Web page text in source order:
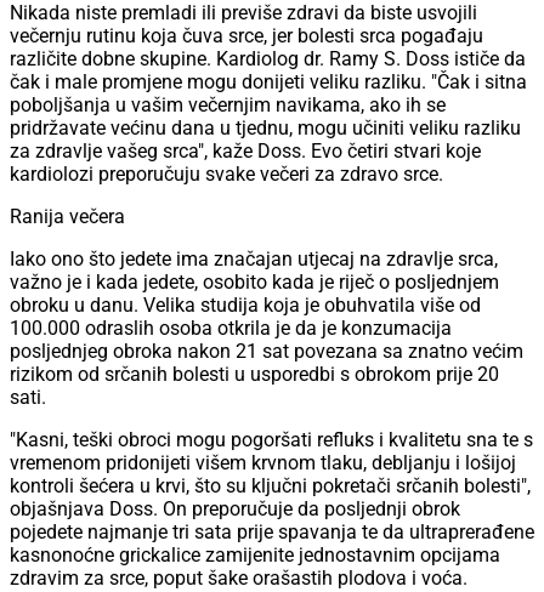
Nikada niste premladi ili previše zdravi da biste usvojili
večernju rutinu koja čuva srce, jer bolesti srca pogađaju
različite dobne skupine. Kardiolog dr. Ramy S. Doss ističe da
čak i male promjene mogu donijeti veliku razliku. "Čak i sitna
poboljšanja u vašim večernjim navikama, ako ih se
pridržavate većinu dana u tjednu, mogu učiniti veliku razliku
za zdravlje vašeg srca", kaže Doss. Evo četiri stvari koje
kardiolozi preporučuju svake večeri za zdravo srce.
Ranija večera
Iako ono što jedete ima značajan utjecaj na zdravlje srca,
važno je i kada jedete, osobito kada je riječ o posljednjem
obroku u danu. Velika studija koja je obuhvatila više od
100.000 odraslih osoba otkrila je da je konzumacija
posljednjeg obroka nakon 21 sat povezana sa znatno većim
rizikom od srčanih bolesti u usporedbi s obrokom prije 20
sati.
"Kasni, teški obroci mogu pogoršati refluks i kvalitetu sna te s
vremenom pridonijeti višem krvnom tlaku, debljanju i lošijoj
kontroli šećera u krvi, što su ključni pokretači srčanih bolesti",
objašnjava Doss. On preporučuje da posljednji obrok
pojedete najmanje tri sata prije spavanja te da ultraprerađene
kasnonoćne grickalice zamijenite jednostavnim opcijama
zdravim za srce, poput šake orašastih plodova i voća.